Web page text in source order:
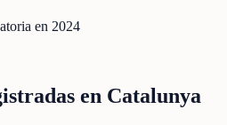
en 2024
en Catalunya